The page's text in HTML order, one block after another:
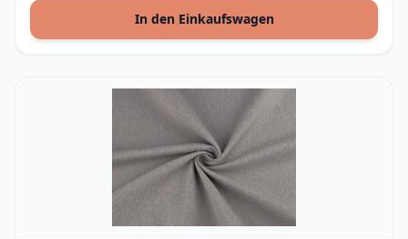
In den Einkaufswagen